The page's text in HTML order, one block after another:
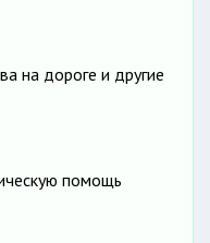
на дороге и другие
помощь